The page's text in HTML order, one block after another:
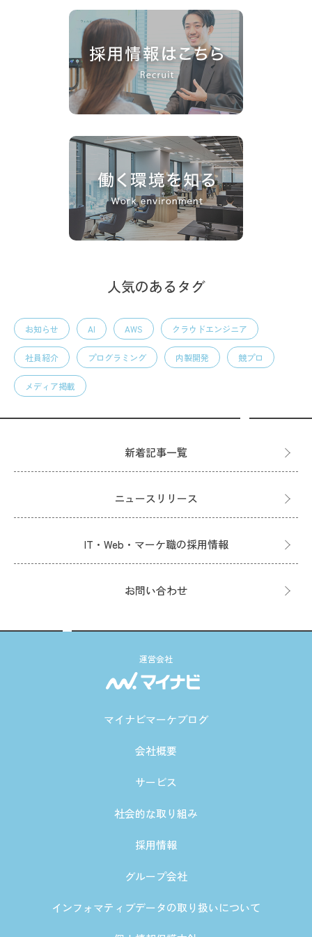
人気のあるタグ
お知らせ AI AWS クラウドエンジニア
社員紹介 プログラミング 内製開発 競プロ
メディア掲載
新着記事一覧
ニュースリリース
IT・Web・マーケ職の採用情報
お問い合わせ
運営会社
マイナビマーケブログ
会社概要
サービス
社会的な取り組み
採用情報
グループ会社
インフォマティブデータの取り扱いについて